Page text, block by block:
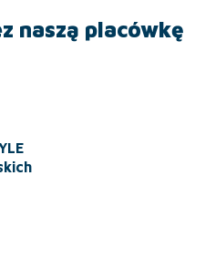
naszą placówkę